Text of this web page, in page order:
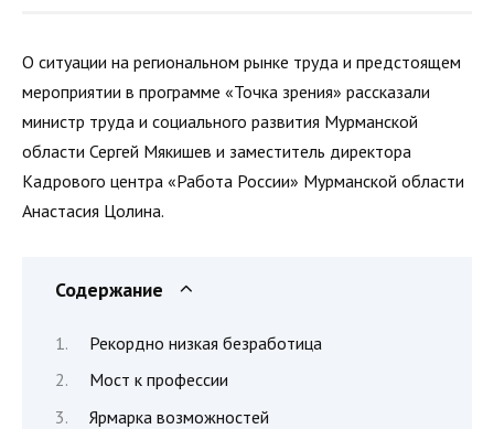
О ситуации на региональном рынке труда и предстоящем
мероприятии в программе «Точка зрения» рассказали
министр труда и социального развития Мурманской
области Сергей Мякишев и заместитель директора
Кадрового центра «Работа России» Мурманской области
Анастасия Цолина.
Содержание
Рекордно низкая безработица
Мост к профессии
Ярмарка возможностей